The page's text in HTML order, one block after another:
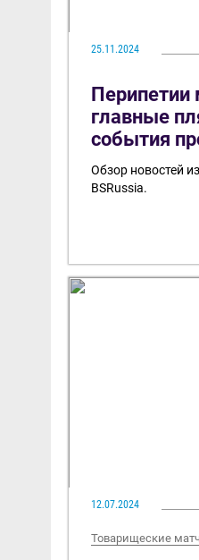
25.11.2024
Перипетии
главные
события
Обзор новостей
BSRussia.
12.07.2024
Товарищеские